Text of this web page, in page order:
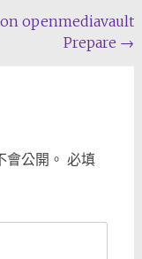
on openmediavault
Prepare →
公開。 必填